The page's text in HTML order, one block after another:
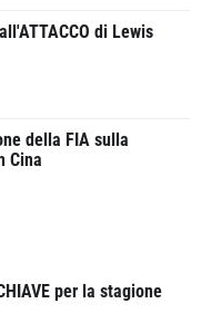
di Lewis
della FIA sulla
Cina
per la stagione